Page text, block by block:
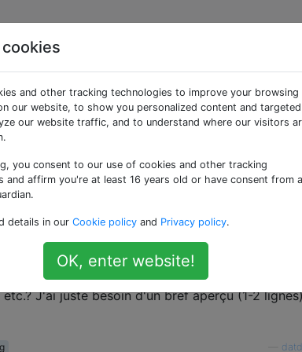
types de
suivante (Cheat Sheets for AI, Neural
& Big Data
réseaux de neurones? Par exemple, quels
ou la classification, lesquels peuvent être
J'ai juste besoin d'un bref aperçu (1-2
and other tracking technologies to improve your browsing
our website, to show you personalized content and targeted
our website traffic, and to understand where our visitors
you consent to our use of cookies and other tracking
and affirm you're at least 16 years old or have consent from a
details in our Cookie policy and Privacy policy.
OK, enter website!